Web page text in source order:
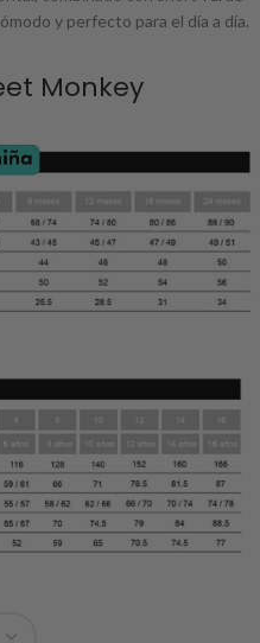
y perfecto para el día a día.
Monkey